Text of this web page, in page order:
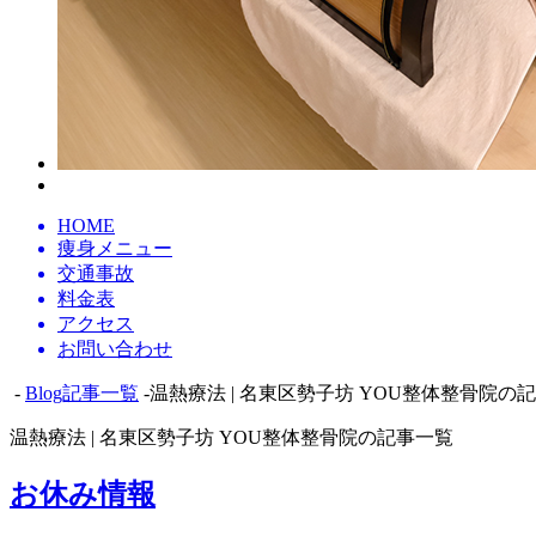
HOME
痩身メニュー
交通事故
料金表
アクセス
お問い合わせ
- Blog記事一覧 -温熱療法 | 名東区勢子坊 YOU整体整骨院の
温熱療法 | 名東区勢子坊 YOU整体整骨院の記事一覧
お休み情報